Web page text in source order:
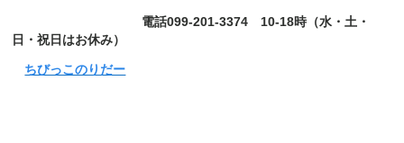
電話099-201-3374 10-18時（水・土・
日・祝日はお休み）
ちびっこのりだー